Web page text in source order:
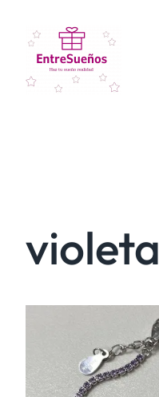
violeta